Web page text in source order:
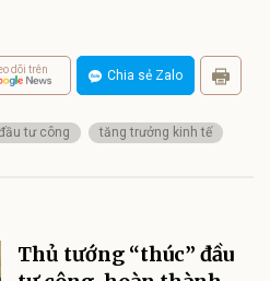
dõi trên Chia sẻ Zalo
tư công tăng trưởng kinh tế
Thủ tướng “thúc” đầu